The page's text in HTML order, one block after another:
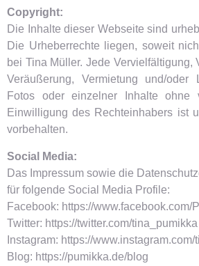
Copyright:
Die Inhalte dieser Webseite sind
Die Urheberrechte liegen, soweit
bei Tina Müller. Jede Vervielfältigung,
Veräußerung, Vermietung und/oder
Fotos oder einzelner Inhalte ohne
Einwilligung des Rechteinhabers ist
vorbehalten.
Social Media:
Das Impressum sowie die
für folgende Social Media Profile:
Facebook: https://www.facebook.com/
Twitter: https://twitter.com/tina_pumikka
Instagram: https://
Blog: https://pumikka.de/blog